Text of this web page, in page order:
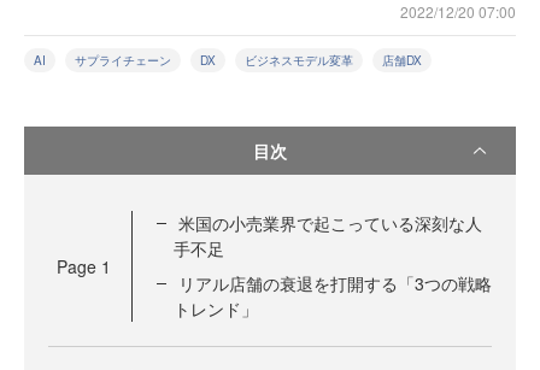
2022/12/20 07:00
AI サプライチェーン DX ビジネスモデル変革 店舗DX
目次
Page 1
米国の小売業界で起こっている深刻な人
手不足
リアル店舗の衰退を打開する「3つの戦略
トレンド」